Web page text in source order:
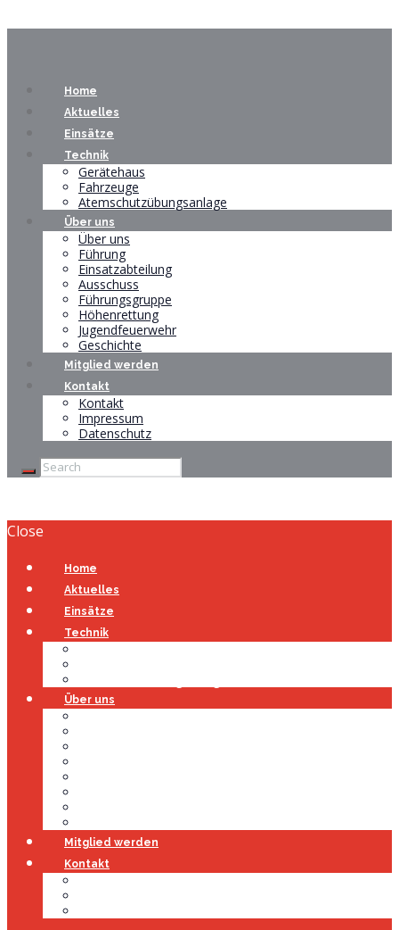
Home
Aktuelles
Einsätze
Technik
Gerätehaus
Fahrzeuge
Atemschutzübungsanlage
Über uns
Über uns
Führung
Einsatzabteilung
Ausschuss
Führungsgruppe
Höhenrettung
Jugendfeuerwehr
Geschichte
Mitglied werden
Kontakt
Kontakt
Impressum
Datenschutz
Close
Home
Aktuelles
Einsätze
Technik
Über uns
Mitglied werden
Kontakt